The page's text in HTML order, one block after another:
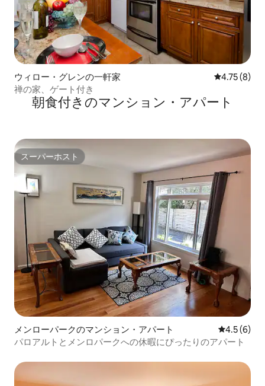
ウィロー・グレンの一軒家 レビュー8
4.75 (8)
禅の家、ゲート付き
朝食付きのマンション・アパート
スーパーホスト
スーパーホスト
メンローパークのマンション・アパート レビュー6
4.5 (6)
パロアルトとメンロパークへの休暇にぴったりのアパート